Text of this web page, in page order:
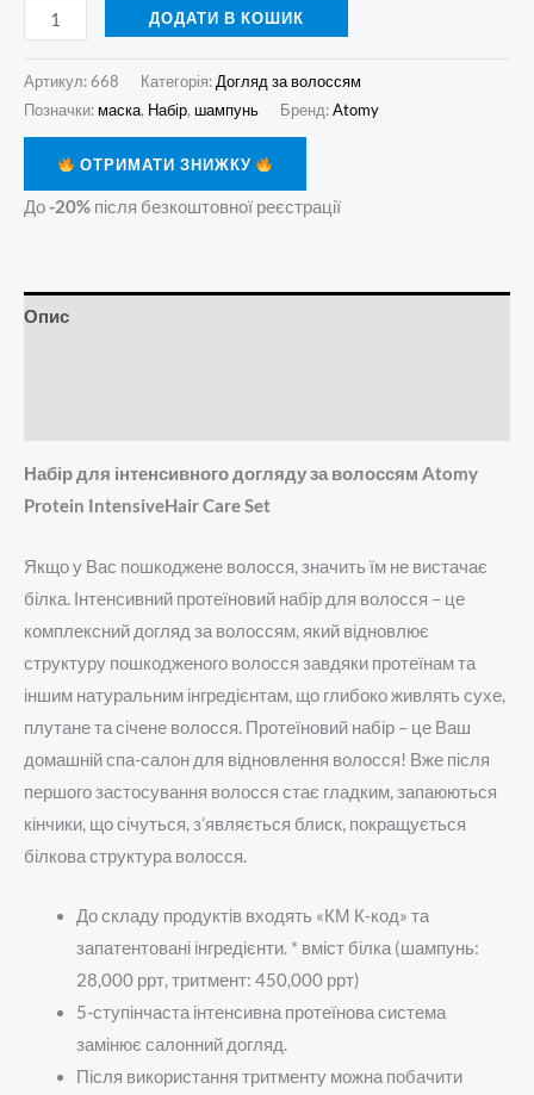
ДОДАТИ В КОШИК
Артикул:668 Категорія:Догляд за волоссям
Позначки:маска, Набір, шампунь Бренд:Atomy
ОТРИМАТИ ЗНИЖКУ
До-20% після безкоштовної реєстрації
Опис
Набір для інтенсивного догляду за волоссям Atomy
Protein IntensiveHair Care Set
Якщо у Вас пошкоджене волосся, значить їм не вистачає
білка. Інтенсивний протеїновий набір для волосся – це
комплексний догляд за волоссям, який відновлює
структуру пошкодженого волосся завдяки протеїнам та
іншим натуральним інгредієнтам, що глибоко живлять сухе,
плутане та січене волосся. Протеїновий набір – це Ваш
домашній спа-салон для відновлення волосся! Вже після
першого застосування волосся стає гладким, запаюються
кінчики, що січуться, з’являється блиск, покращується
білкова структура волосся.
До складу продуктів входять «КМ К-код» та
запатентовані інгредієнти. * вміст білка (шампунь:
28,000 ррт, тритмент: 450,000 ррт)
5-ступінчаста інтенсивна протеїнова система
замінює салонний догляд.
Після використання тритменту можна побачити